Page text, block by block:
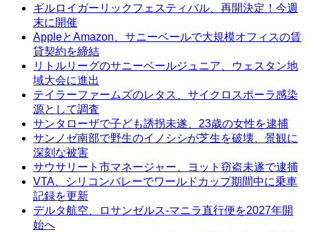
ギルロイガーリックフェスティバル、再開決定！今週
末に開催
AppleとAmazon、サニーベールで大規模オフィスの賃
貸契約を締結
リトルリーグのサニーベールジュニア、ウェスタン地
域大会に進出
テイラーファームズのレタス、サイクロスポーラ感染
源として調査
サンタローザで子ども誘拐未遂、23歳の女性を逮捕
サンノゼ南部で野生のイノシシが芝生を破壊、景観に
深刻な被害
サウサリート市マネージャー、ヨット窃盗未遂で逮捕
VTA、シリコンバレーでワールドカップ期間中に乗車
記録を更新
デルタ航空、ロサンゼルス-マニラ直行便を2027年開
始へ